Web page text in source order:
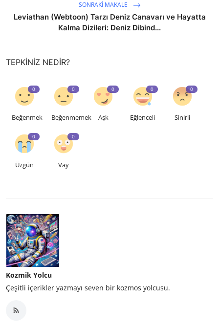
SONRAKI MAKALE
Leviathan (Webtoon) Tarzı Deniz Canavarı ve Hayatta
Kalma Dizileri: Deniz Dibind...
TEPKINIZ NEDIR?
0
Beğenmek
0
Beğenmemek
0
Aşk
0
Eğlenceli
0
Sinirli
0
Üzgün
0
Vay
Kozmik Yolcu
Çeşitli içerikler yazmayı seven bir kozmos yolcusu.